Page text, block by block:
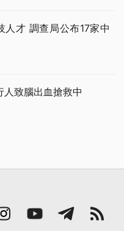
才 調查局公布17家中
致腦出血搶救中